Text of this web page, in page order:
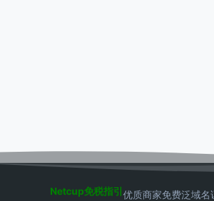
Netcup免税指引优质商家免费泛域名